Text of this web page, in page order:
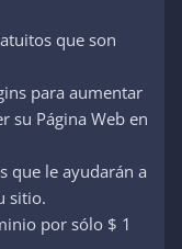
que son
para aumentar
su Página Web en
que le ayudarán a
sitio.
por sólo $ 1